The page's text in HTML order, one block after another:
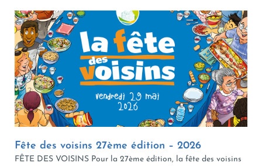
Fête des voisins 27ème édition – 2026
FÊTE DES VOISINS Pour la 27ème édition, la fête des voisins